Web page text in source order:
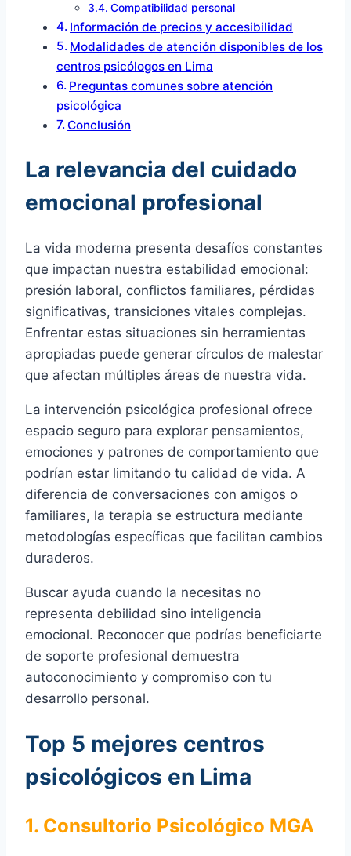
Compatibilidad personal
Información de precios y accesibilidad
Modalidades de atención disponibles de los
centros psicólogos en Lima
Preguntas comunes sobre atención
psicológica
Conclusión
La relevancia del cuidado
emocional profesional
La vida moderna presenta desafíos constantes
que impactan nuestra estabilidad emocional:
presión laboral, conflictos familiares, pérdidas
significativas, transiciones vitales complejas.
Enfrentar estas situaciones sin herramientas
apropiadas puede generar círculos de malestar
que afectan múltiples áreas de nuestra vida.
La intervención psicológica profesional ofrece
espacio seguro para explorar pensamientos,
emociones y patrones de comportamiento que
podrían estar limitando tu calidad de vida. A
diferencia de conversaciones con amigos o
familiares, la terapia se estructura mediante
metodologías específicas que facilitan cambios
duraderos.
Buscar ayuda cuando la necesitas no
representa debilidad sino inteligencia
emocional. Reconocer que podrías beneficiarte
de soporte profesional demuestra
autoconocimiento y compromiso con tu
desarrollo personal.
Top 5 mejores centros
psicológicos en Lima
1. Consultorio Psicológico MGA